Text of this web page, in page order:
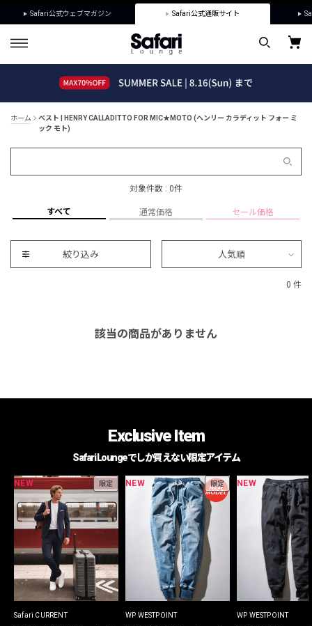
Safari公式ウェブマガジン Safari公式通販サイト
ホーム
ベスト | HENRY CALLADITTO FOR MIC★MOTO (ヘンリー カラディット フォー ミ
ック モト)
対象件数 : 0件
すべて 通常価格 セール価格
絞り込み 人気順
0 件
該当の商品がありません
Exclusive Item
Safari Loungeでしか買えない限定アイテム
NEW 限定
Safari CURRENT
NEW 限定
WP WESTPOINT
NEW
WP WESTPOINT